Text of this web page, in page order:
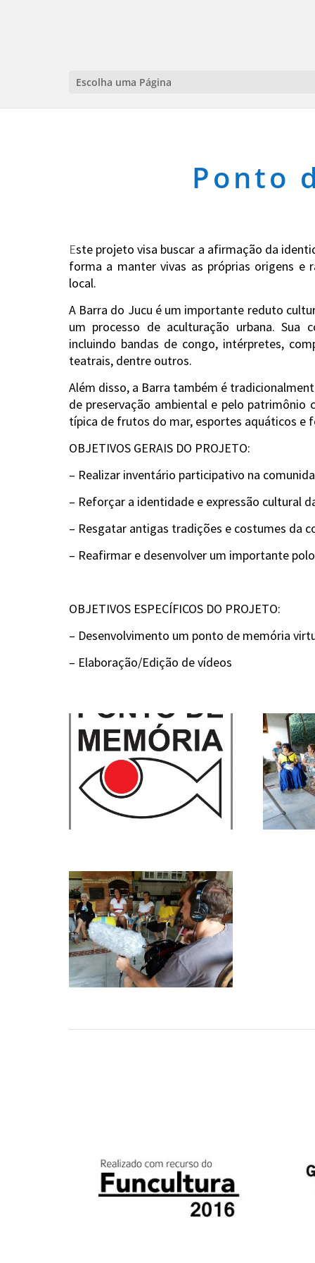
Escolha uma Página
Ponto
Este projeto visa buscar a afirmação da
forma a manter vivas as próprias origens e
local.
A Barra do Jucu é um importante reduto
um processo de aculturação urbana. Sua
incluindo bandas de congo, intérpretes,
teatrais, dentre outros.
Além disso, a Barra também é
de preservação ambiental e pelo
típica de frutos do mar, esportes aquáticos e
OBJETIVOS GERAIS DO PROJETO:
– Realizar inventário participativo na
– Reforçar a identidade e expressão cultural
– Resgatar antigas tradições e costumes da
– Reafirmar e desenvolver um importante
OBJETIVOS ESPECÍFICOS DO PROJETO:
– Desenvolvimento um ponto de memória
– Elaboração/Edição de vídeos